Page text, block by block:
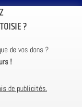
?
de vos dons ?
!
de publicités.